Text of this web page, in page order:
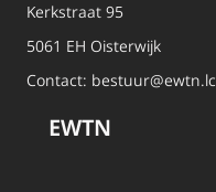
Kerkstraat 95
5061 EH Oisterwijk
Contact: bestuur@ewtn.lc
EWTN